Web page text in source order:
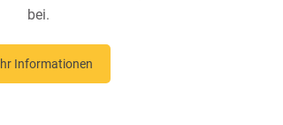
bei.
Informationen